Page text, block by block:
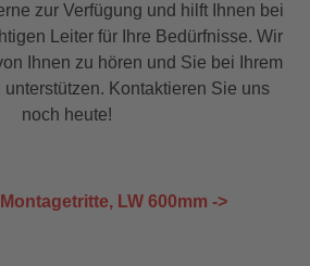
zur Verfügung und hilft Ihnen bei
Leiter für Ihre Bedürfnisse. Wir
Ihnen zu hören und Sie bei Ihrem
Kontaktieren Sie uns
noch heute!
LW 600mm ->